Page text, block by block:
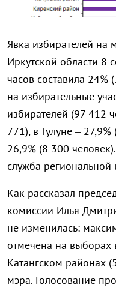
Явка избирателей на
Иркутской области 8
часов составила 24%
на избирательные
избирателей (97 412
771), в Тулуне –
26,9% (8 300
служба региональной
Как рассказал
комиссии Илья
не изменилась:
отмечена на выборах
Катангском районах
мэра. Голосование